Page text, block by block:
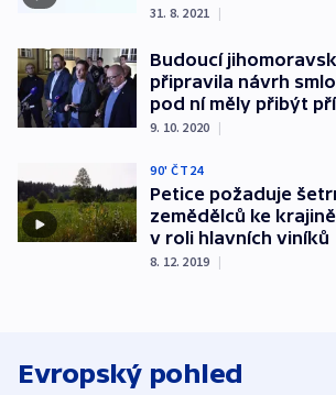
31. 8. 2021 |
Budoucí
připravila návrh
pod ní měly přibýt
9. 10. 2020 |
90' ČT24
Petice požaduje
zemědělců ke
v roli hlavních viníků
8. 12. 2019 |
Evropský pohled